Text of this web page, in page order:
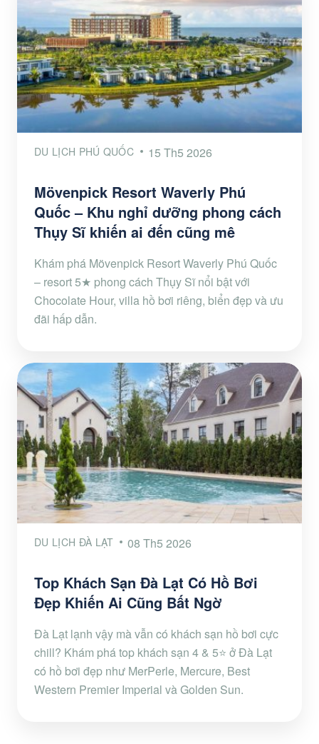
DU LỊCH PHÚ QUỐC 15 Th5 2026
Mövenpick Resort Waverly Phú
Quốc – Khu nghỉ dưỡng phong cách
Thụy Sĩ khiến ai đến cũng mê
Khám phá Mövenpick Resort Waverly Phú Quốc
– resort 5★ phong cách Thụy Sĩ nổi bật với
Chocolate Hour, villa hồ bơi riêng, biển đẹp và ưu
đãi hấp dẫn.
DU LỊCH ĐÀ LẠT 08 Th5 2026
Top Khách Sạn Đà Lạt Có Hồ Bơi
Đẹp Khiến Ai Cũng Bất Ngờ
Đà Lạt lạnh vậy mà vẫn có khách sạn hồ bơi cực
chill? Khám phá top khách sạn 4 & 5⭐ ở Đà Lạt
có hồ bơi đẹp như MerPerle, Mercure, Best
Western Premier Imperial và Golden Sun.